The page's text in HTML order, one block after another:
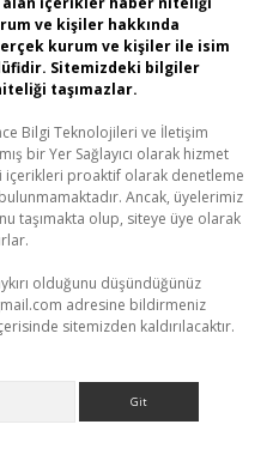
ve kişiler hakkında
kurum ve kişiler ile isim
Sitemizdeki bilgiler
taşımazlar.
Bilgi Teknolojileri ve İletişim
bir Yer Sağlayıcı olarak hizmet
içerikleri proaktif olarak denetleme
Ancak, üyelerimiz
taşımakta olup, siteye üye olarak
olduğunu düşündüğünüz
adresine bildirmeniz
sitemizden kaldırılacaktır.